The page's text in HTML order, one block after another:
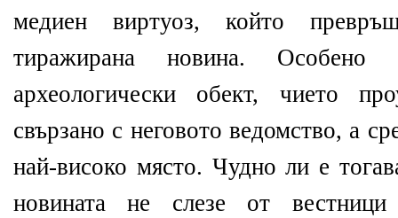
медиен виртуоз, който
тиражирана новина.
археологически обект, чието
свързано с неговото ведомство, а
най-високо място. Чудно ли е
новината не слезе от